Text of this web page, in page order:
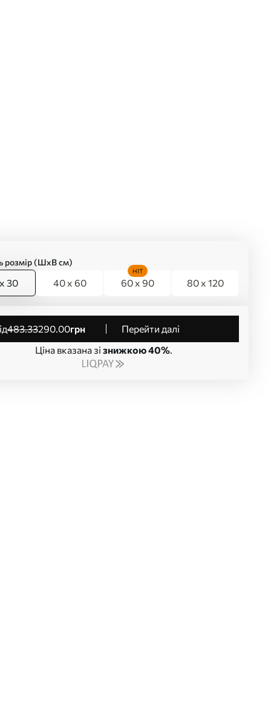
розмір (ШхВ см)
30 40 x 60 60 x 90
HIT
80 x 120
від483.33290.00грн
Перейти далі
Ціна вказана зі знижкою 40%.